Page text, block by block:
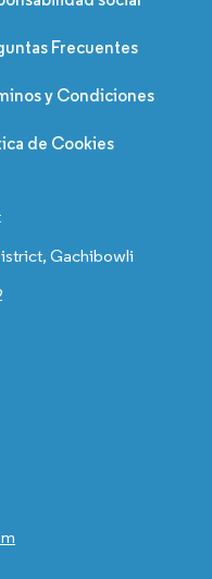
Frecuentes
y Condiciones
de Cookies
Gachibowli